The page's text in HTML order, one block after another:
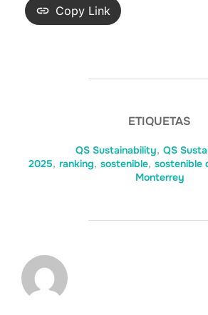
Copy Link
ETIQUETAS
QS Sustainability, QS
2025, ranking, sostenible, sostenible
Monterrey